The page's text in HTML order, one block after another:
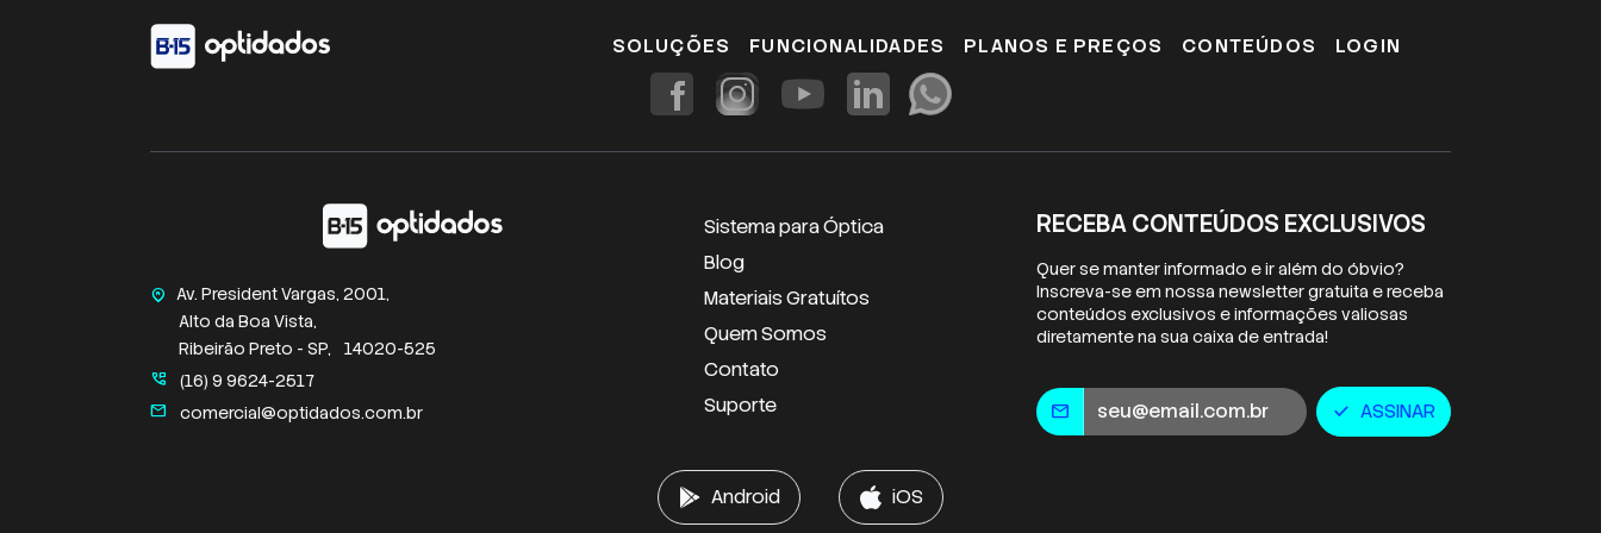
SOLUÇÕES FUNCIONALIDADES PLANOS E PREÇOS CONTEÚDOS LOGIN
home_pin
Av. President Vargas, 2001,
Alto da Boa Vista,
Ribeirão Preto - SP,
14020-525
perm_phone_msg (16) 9 9624-2517
mail comercial@optidados.com.br
Sistema para Óptica
Blog
Materiais Gratuítos
Quem Somos
Contato
Suporte
RECEBA CONTEÚDOS EXCLUSIVOS
Quer se manter informado e ir além do óbvio?
Inscreva-se em nossa newsletter gratuita e receba
conteúdos exclusivos e informações valiosas
diretamente na sua caixa de entrada!
E-mail
mail check ASSINAR
Android iOS